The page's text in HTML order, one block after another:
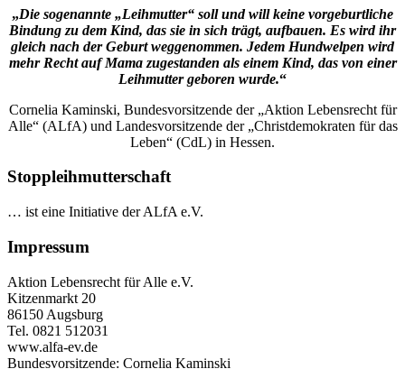
„Die sogenannte „Leihmutter“ soll und will keine vorgeburtliche
Bindung zu dem Kind, das sie in sich trägt, aufbauen. Es wird ihr
gleich nach der Geburt weggenommen. Jedem Hundwelpen wird
mehr Recht auf Mama zugestanden als einem Kind, das von einer
Leihmutter geboren wurde.“
Cornelia Kaminski, Bundesvorsitzende der „Aktion Lebensrecht für
Alle“ (ALfA) und Landesvorsitzende der „Christdemokraten für das
Leben“ (CdL) in Hessen.
Stoppleihmutterschaft
… ist eine Initiative der ALfA e.V.
Impressum
Aktion Lebensrecht für Alle e.V.
Kitzenmarkt 20
86150 Augsburg
Tel. 0821 512031
www.alfa-ev.de
Bundesvorsitzende: Cornelia Kaminski